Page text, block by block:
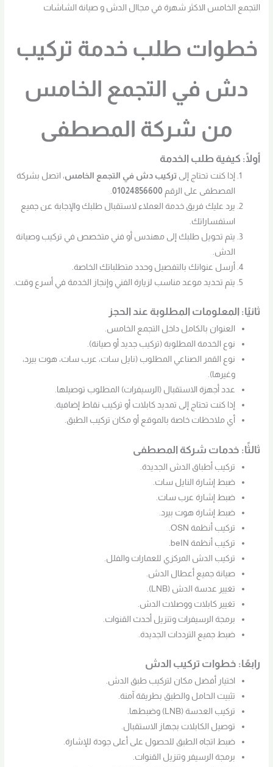
التجمع الخامس الاكثر شهرة في مجاال الدش و صيانة الشاشات
خطوات طلب خدمة تركيب
دش في التجمع الخامس
من شركة المصطفى
أولًا: كيفية طلب الخدمة
إذا كنت تحتاج إلىتركيب دش في التجمع الخامس، اتصل بشركة
المصطفى على الرقم01024856600
يرد عليك فريق خدمة العملاء لاستقبال طلبك والإجابة عن جميع
استفساراتك.
يتم تحويل طلبك إلى مهندس أو فني متخصص في تركيب وصيانة
الدش.
أرسل عنوانك بالتفصيل وحدد متطلباتك الخاصة.
يتم تحديد موعد مناسب لزيارة الفني وإنجاز الخدمة في أسرع وقت.
ثانيًا: المعلومات المطلوبة عند الحجز
العنوان بالكامل داخل التجمع الخامس.
نوع الخدمة المطلوبة (تركيب جديد أو صيانة).
نوع القمر الصناعي المطلوب (نايل سات، عرب سات، هوت بيرد،
وغيرها).
عدد أجهزة الاستقبال (الرسيفرات) المطلوب توصيلها.
إذا كنت تحتاج إلى تمديد كابلات أو تركيب نقاط إضافية.
أي ملاحظات خاصة بالموقع أو مكان تركيب الطبق.
ثالثًا: خدمات شركة المصطفى
تركيب أطباق الدش الجديدة.
ضبط إشارة النايل سات.
ضبط إشارة عرب سات.
ضبط إشارة هوت بيرد.
تركيب أنظمة OSN.
تركيب أنظمة beIN.
تركيب الدش المركزي للعمارات والفلل.
صيانة جميع أعطال الدش.
تغيير عدسة الدش (LNB).
تغيير كابلات ووصلات الدش.
برمجة الرسيفرات وتنزيل أحدث القنوات.
ضبط جميع الترددات الجديدة.
رابعًا: خطوات تركيب الدش
اختيار أفضل مكان لتركيب طبق الدش.
تثبيت الحامل والطبق بطريقة آمنة.
تركيب العدسة (LNB) وضبطها.
توصيل الكابلات بجهاز الاستقبال.
ضبط اتجاه الطبق للحصول على أعلى جودة للإشارة.
برمجة الرسيفر وتنزيل القنوات.